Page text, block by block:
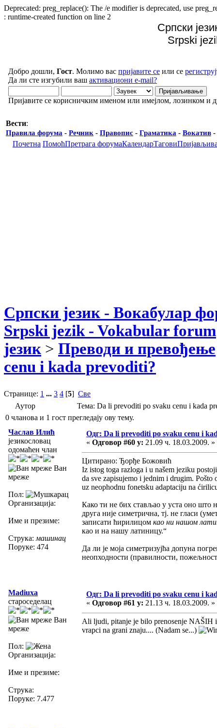
Deprecated: preg_replace(): The /e modifier is deprecated, use
: runtime-created function on line 2
Српски
Srpski
Добро дошли, Гост. Молимо вас пријавите се или се
Да ли сте изгубили ваш активациони e-mail?
Пријавите се корисничким именом или имејлом, лозинком и
Вести:
Правила форума - Речник - Правопис - Граматика - Вокатив -
Почетна ПомоћПретрага форумаКалендарТагови
Српски језик - Вокабулар
Srpski jezik - Vokabular forum
језик > Преводи и превођење
cenu i kada prevoditi?
Странице: 1 ... 3 4 [5] Све
Аутор
Тема: Da li prevoditi po svaku cenu i kada
0 чланова и 1 гост прегледају ову тему.
Часлав Илић
језикословац
одомаћен члан
Ван
мреже
Пол:
Организација:
Име и презиме:
Струка: машинац
Поруке: 474
Одг: Da li prevoditi po svaku cenu i
« Одговор #60 у: 21.09 ч. 18.03.2009. »
Цитирано: Ђорђе Божовић
Iz istog toga razloga i u našem jeziku
da sve zapisujemo i jednim i drugim.
uz neophodnu fonetsku adaptaciju na
Како ти не бих стављао у уста оно што
друга није симетрична, тј. не гласи
записати ћирилицом као ни нашом
као и на нашу латиницу.“
Да ли је моја симетризујћа допуна
неопходности (правилности,
Madiuxa
староседелац
Ван
мреже
Пол:
Организација:
Име и презиме:
Струка:
Поруке: 7.477
Одг: Da li prevoditi po svaku cenu i
« Одговор #61 у: 21.13 ч. 18.03.2009. »
Ali ljudi, pitanje je bilo prenosenje NAŠIH
vrapci na grani znaju.... (Nadam se...)